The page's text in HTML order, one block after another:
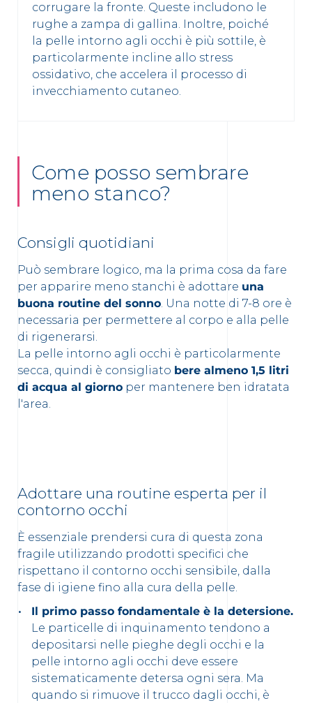
corrugare la fronte. Queste includono le
rughe a zampa di gallina. Inoltre, poiché
la pelle intorno agli occhi è più sottile, è
particolarmente incline allo stress
ossidativo, che accelera il processo di
invecchiamento cutaneo.
Come posso sembrare
meno stanco?
Consigli quotidiani
Può sembrare logico, ma la prima cosa da fare
per apparire meno stanchi è adottare una
buona routine del sonno. Una notte di 7-8 ore è
necessaria per permettere al corpo e alla pelle
di rigenerarsi.
La pelle intorno agli occhi è particolarmente
secca, quindi è consigliato bere almeno 1,5 litri
di acqua al giorno per mantenere ben idratata
l'area.
Adottare una routine esperta per il
contorno occhi
È essenziale prendersi cura di questa zona
fragile utilizzando prodotti specifici che
rispettano il contorno occhi sensibile, dalla
fase di igiene fino alla cura della pelle.
Il primo passo fondamentale è la detersione.
Le particelle di inquinamento tendono a
depositarsi nelle pieghe degli occhi e la
pelle intorno agli occhi deve essere
sistematicamente detersa ogni sera. Ma
quando si rimuove il trucco dagli occhi, è